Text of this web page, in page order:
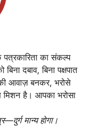
का संकल्प
दबाव, बिना पक्षपात
आवाज़ बनकर, भरोसे
मिशन है। आपका भरोसा
मान्य होगा।